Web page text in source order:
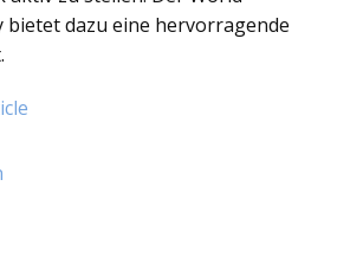
bietet dazu eine hervorragende